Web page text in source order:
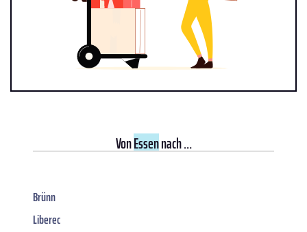
VonEssennach ...
Brünn
Liberec